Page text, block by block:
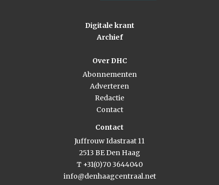
Digitale krant
Archief
Over DHC
Abonnementen
Adverteren
Redactie
Contact
Contact
Juffrouw Idastraat 11
2513 BE Den Haag
T +31(0)70 3644040
info@denhaagcentraal.net